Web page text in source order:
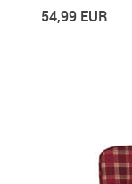
54,99 EUR